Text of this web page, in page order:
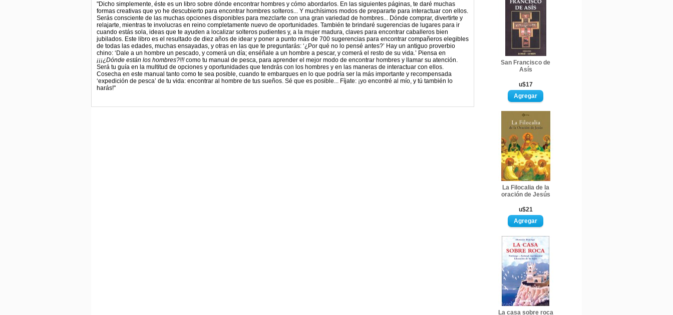
San Francisco de
Asís
u$17
La Filocalia de la
oración de Jesús
u$21
La casa sobre roca
"Dicho simplemente, éste es un libro sobre dónde encontrar hombres y cómo abordarlos. En las siguientes páginas, te daré muchas
formas creativas que yo he descubierto para encontrar hombres solteros... Y muchísimos modos de prepararte para interactuar con ellos.
Serás consciente de las muchas opciones disponibles para mezclarte con una gran variedad de hombres... Dónde comprar, divertirte y
relajarte, mientras te involucras en reino completamente nuevo de oportunidades. También te brindaré sugerencias de lugares para ir
cuando estás sola, ideas que te ayuden a localizar solteros pudientes y, a la mujer madura, claves para encontrar caballeros bien
jubilados. Este libro es el resultado de diez años de idear y poner a punto más de 700 sugerencias para encontrar compañeros elegibles
de todas las edades, muchas ensayadas, y otras en las que te preguntarás: ‘¿Por qué no lo pensé antes?’ Hay un antiguo proverbio
chino: ‘Dale a un hombre un pescado, y comerá un día; enséñale a un hombre a pescar, y comerá el resto de su vida.’ Piensa en
¡¡¡¿Dónde están los hombres?!!!como tu manual de pesca, para aprender el mejor modo de encontrar hombres y llamar su atención.
Será tu guía en la multitud de opciones y oportunidades que tendrás con los hombres y en las maneras de interactuar con ellos.
Cosecha en este manual tanto como te sea posible, cuando te embarques en lo que podría ser la más importante y recompensada
‘expedición de pesca’ de tu vida: encontrar al hombre de tus sueños. Sé que es posible... Fíjate: ¡yo encontré al mío, y tú también lo
harás!"